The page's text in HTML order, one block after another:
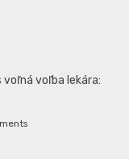
voľba lekára: